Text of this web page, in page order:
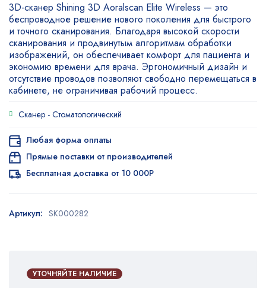
3D-сканер Shining 3D Aoralscan Elite Wireless — это
беспроводное решение нового поколения для быстрого
и точного сканирования. Благодаря высокой скорости
сканирования и продвинутым алгоритмам обработки
изображений, он обеспечивает комфорт для пациента и
экономию времени для врача. Эргономичный дизайн и
отсутствие проводов позволяют свободно перемещаться в
кабинете, не ограничивая рабочий процесс.
Сканер - Стоматологический
УТОЧНЯЙТЕ НАЛИЧИЕ
Любая форма оплаты
Прямые поставки от производителей
Бесплатная доставка от 10 000Р
Артикул: SK000282